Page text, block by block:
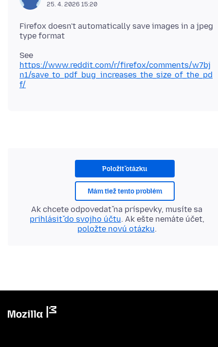
25. 4. 2026 15:20
Firefox doesn't automatically save images in a jpeg
https://www.reddit.com/r/firefox/comments/w7bj
n1/save_to_pdf_bug_increases_the_size_of_the_pd
f/
Položiť otázku
Mám tiež tento problém
Ak chcete odpovedať na príspevky, musíte sa
prihlásiť do svojho účtu. Ak ešte nemáte účet,
položte novú otázku.